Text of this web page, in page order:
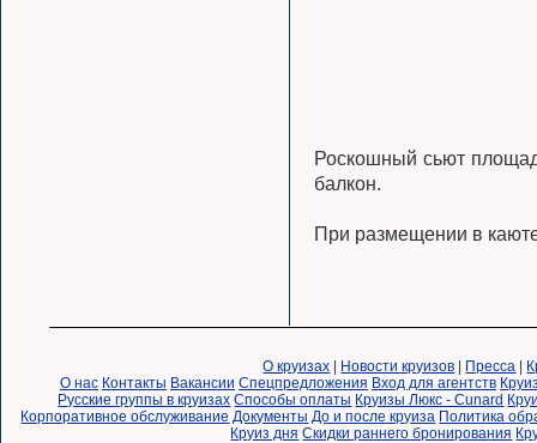
Роскошный сьют
балкон.
При размещении в
О круизах Новости круизов Пресса
О нас Контакты Вакансии Спецпредложения Вход для агентств
Русские группы в круизах Способы оплаты Круизы Люкс - Cunard
Корпоративное обслуживание Документы До и после круиза Политика
Круиз дня Скидки раннего бронирования